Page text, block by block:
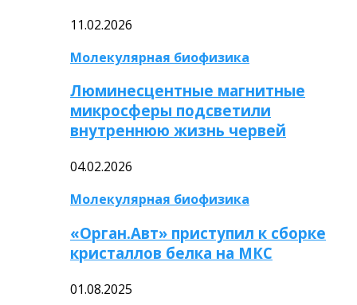
11.02.2026
Молекулярная биофизика
Люминесцентные магнитные
микросферы подсветили
внутреннюю жизнь червей
04.02.2026
Молекулярная биофизика
«Орган.Авт» приступил к сборке
кристаллов белка на МКС
01.08.2025